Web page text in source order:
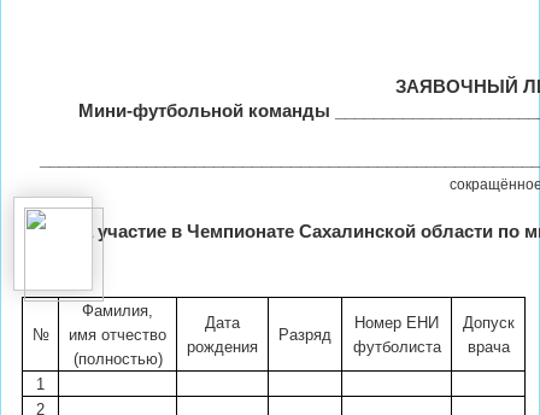
ЗАЯВОЧНЫЙ
Мини-футбольной команды
на участие в Чемпионате Сахалинской области
№
Фамилия,
имя отчество
(полностью)
Дата
рождения
Разряд
Номер ЕНИ
футболиста
Допуск
врача
1
2